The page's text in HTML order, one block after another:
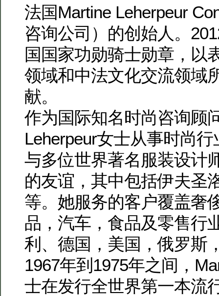
法国Martine Leherpeur
咨询公司）的创始人。
国国家功勋骑士勋章，以
领域和中法文化交流领域
献。
作为国际知名时尚咨询顾
Leherpeur女士从事时尚
与多位世界著名服装设计
的友谊，其中包括伊夫圣
等。她服务的客户覆盖奢
品，汽车，食品及零售行
利、德国，美国，俄罗斯
1967年到1975年之间，
士在发行全世界第一本流